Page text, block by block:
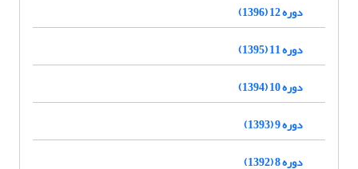
دوره 12 (1396)
دوره 11 (1395)
دوره 10 (1394)
دوره 9 (1393)
دوره 8 (1392)